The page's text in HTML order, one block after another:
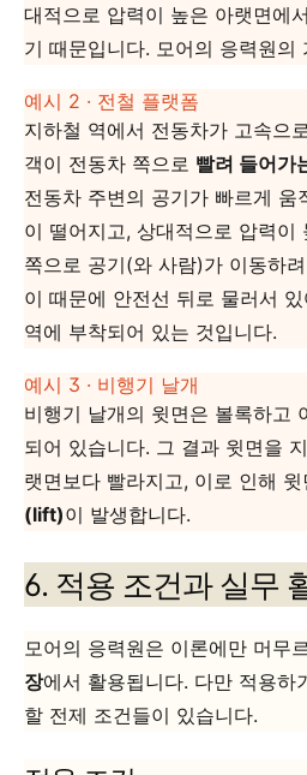
대적으로 압력이 높은 아랫면에
기 때문입니다. 모어의 응력원의
예시 2 · 전철 플랫폼
지하철 역에서 전동차가 고속으
객이 전동차 쪽으로 빨려 들어가
전동차 주변의 공기가 빠르게 움
이 떨어지고, 상대적으로 압력이
쪽으로 공기(와 사람)가 이동하
이 때문에 안전선 뒤로 물러서
역에 부착되어 있는 것입니다.
예시 3 · 비행기 날개
비행기 날개의 윗면은 볼록하고
되어 있습니다. 그 결과 윗면을
랫면보다 빨라지고, 이로 인해
(lift)이 발생합니다.
6. 적용 조건과 실무
모어의 응력원은 이론에만 머무
장에서 활용됩니다. 다만 적용하
할 전제 조건들이 있습니다.